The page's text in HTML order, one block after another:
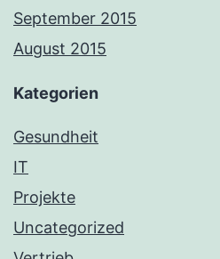
September 2015
August 2015
Kategorien
Gesundheit
IT
Projekte
Uncategorized